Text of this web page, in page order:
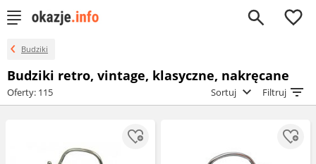
0
Budziki
Budziki retro, vintage, klasyczne, nakręcane
Oferty: 115 Sortuj Filtruj